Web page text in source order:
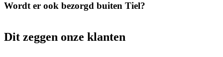
Wordt er ook bezorgd buiten Tiel?
Dit zeggen onze klanten